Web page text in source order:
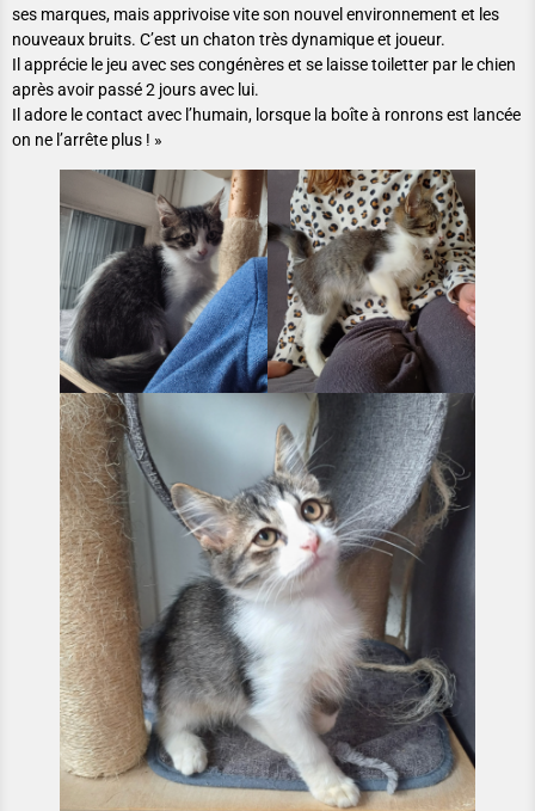
ses marques, mais apprivoise vite son nouvel environnement et les
nouveaux bruits. C’est un chaton très dynamique et joueur.
Il apprécie le jeu avec ses congénères et se laisse toiletter par le chien
après avoir passé 2 jours avec lui.
Il adore le contact avec l’humain, lorsque la boîte à ronrons est lancée
on ne l’arrête plus ! »